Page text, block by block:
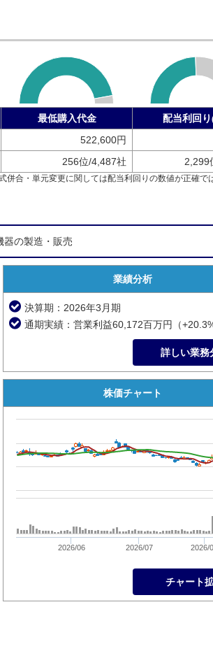
最低購入代金 配当利回り
522,600円
256位/4,487社
2,299
合・単元変更に関しては配当利回りの数値が正確で
器の製造・販売
業績分析
決算期：2026年3月期
通期実績：営業利益60,172百万円（+20.3%
詳しい業務
株価チャート
2026/06 2026/07 2026/
チャート